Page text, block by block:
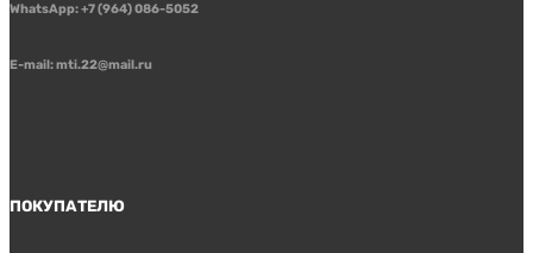
WhatsApp: +7 (964) 086-5052
E-mail: mti.22@mail.ru
ПОКУПАТЕЛЮ